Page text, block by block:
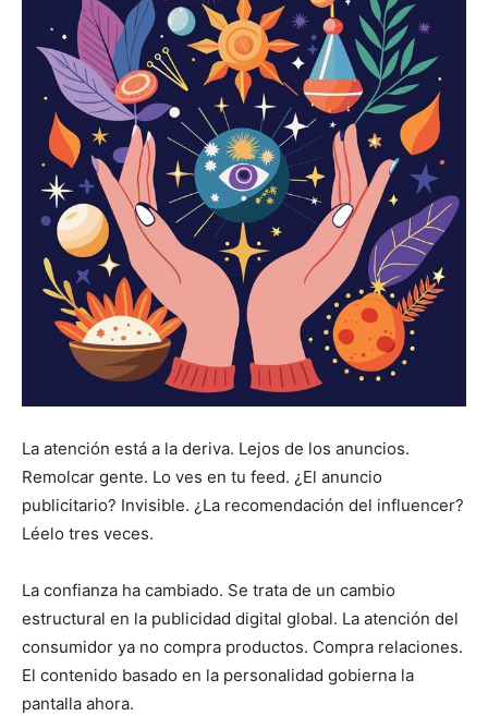
La atención está a la deriva. Lejos de los anuncios.
Remolcar gente. Lo ves en tu feed. ¿El anuncio
publicitario? Invisible. ¿La recomendación del influencer?
Léelo tres veces.
La confianza ha cambiado. Se trata de un cambio
estructural en la publicidad digital global. La atención del
consumidor ya no compra productos. Compra relaciones.
El contenido basado en la personalidad gobierna la
pantalla ahora.